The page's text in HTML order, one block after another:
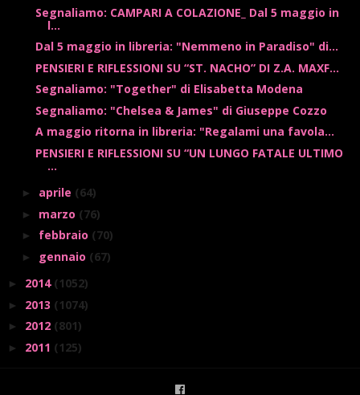
Segnaliamo: CAMPARI A COLAZIONE_ Dal 5 maggio in
l...
Dal 5 maggio in libreria: "Nemmeno in Paradiso" di...
PENSIERI E RIFLESSIONI SU “ST. NACHO” DI Z.A. MAXF...
Segnaliamo: "Together" di Elisabetta Modena
Segnaliamo: "Chelsea & James" di Giuseppe Cozzo
A maggio ritorna in libreria: "Regalami una favola...
PENSIERI E RIFLESSIONI SU “UN LUNGO FATALE ULTIMO
...
► aprile (64)
► marzo (76)
► febbraio (70)
► gennaio (67)
► 2014 (1052)
► 2013 (1074)
► 2012 (801)
► 2011 (125)